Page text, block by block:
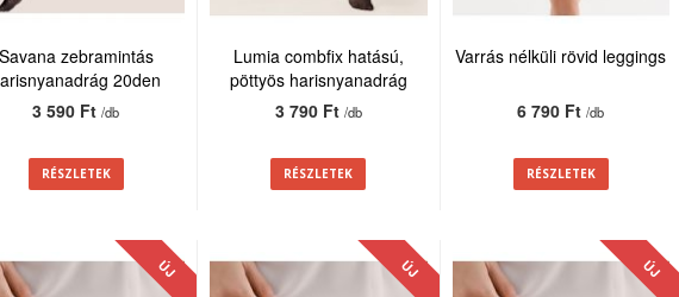
zebramintás
20den
3 590 Ft/db
RÉSZLETEK
Lumia combfix hatású,
pöttyös harisnyanadrág
20den
3 790 Ft /db
RÉSZLETEK
Varrás nélküli rövid leggings
6 790 Ft/db
RÉSZLETEK
ÚJ ÚJ ÚJ